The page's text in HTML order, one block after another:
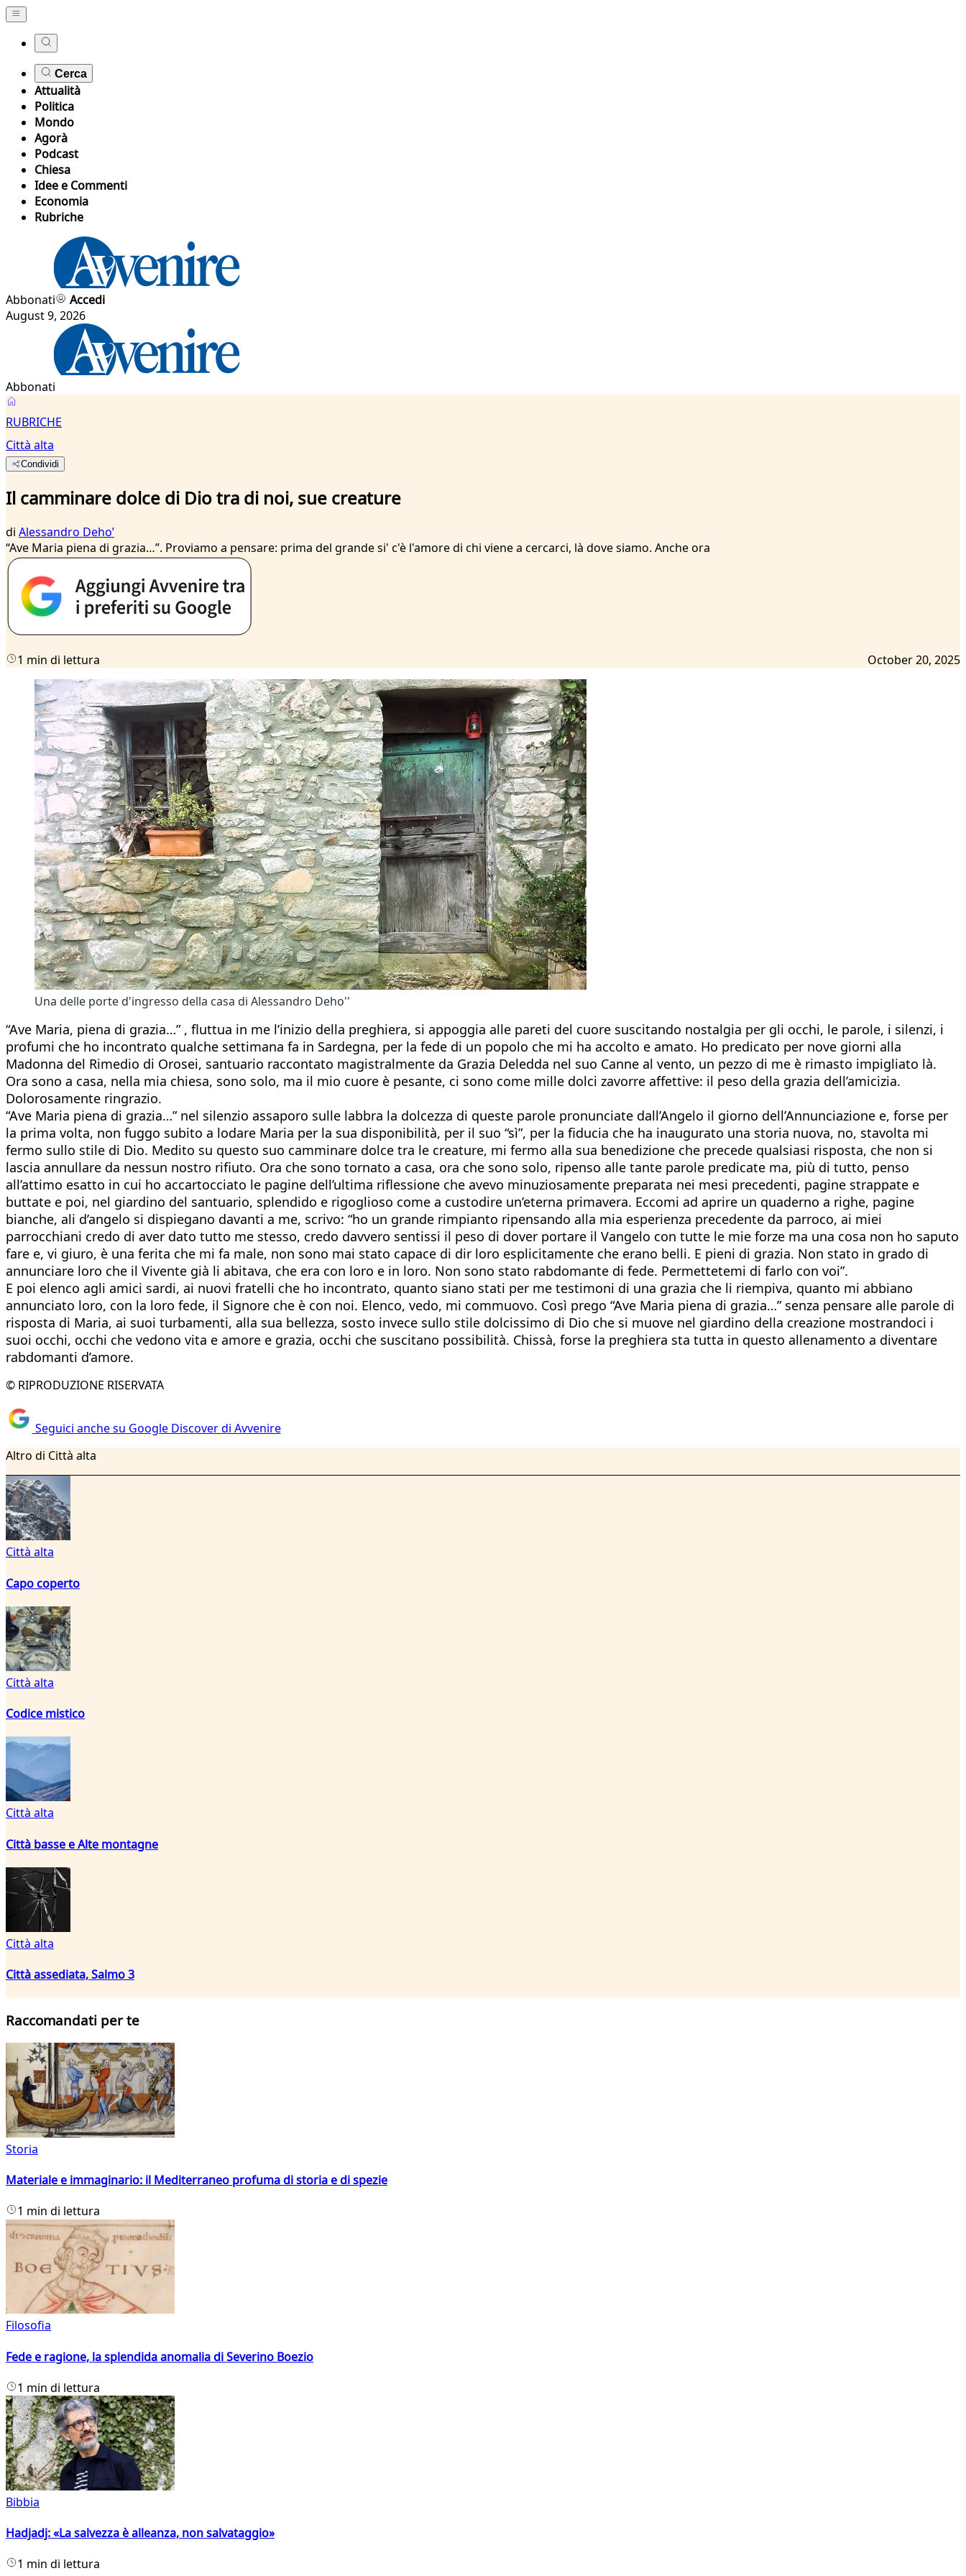
Cerca
Attualità
Politica
Mondo
Agorà
Podcast
Chiesa
Idee e Commenti
Economia
Rubriche
Abbonati
Accedi
August 9, 2026
Abbonati
RUBRICHE
Città alta
Condividi
Il camminare dolce di Dio tra di noi, sue creature
di Alessandro Dehoʼ
“Ave Maria piena di grazia…”. Proviamo a pensare: prima del grande si' c'è l'amore di chi viene a cercarci, là dove siamo. Anche ora
1 min di lettura October 20, 2025
Una delle porte d'ingresso della casa di Alessandro Deho''
“Ave Maria, piena di grazia…” , fluttua in me l’inizio della preghiera, si appoggia alle pareti del cuore suscitando nostalgia per gli occhi, le parole, i silenzi, i
profumi che ho incontrato qualche settimana fa in Sardegna, per la fede di un popolo che mi ha accolto e amato. Ho predicato per nove giorni alla
Madonna del Rimedio di Orosei, santuario raccontato magistralmente da Grazia Deledda nel suo Canne al vento, un pezzo di me è rimasto impigliato là.
Ora sono a casa, nella mia chiesa, sono solo, ma il mio cuore è pesante, ci sono come mille dolci zavorre affettive: il peso della grazia dell’amicizia.
Dolorosamente ringrazio.
“Ave Maria piena di grazia…” nel silenzio assaporo sulle labbra la dolcezza di queste parole pronunciate dall’Angelo il giorno dell’Annunciazione e, forse per
la prima volta, non fuggo subito a lodare Maria per la sua disponibilità, per il suo “sì”, per la fiducia che ha inaugurato una storia nuova, no, stavolta mi
fermo sullo stile di Dio. Medito su questo suo camminare dolce tra le creature, mi fermo alla sua benedizione che precede qualsiasi risposta, che non si
lascia annullare da nessun nostro rifiuto. Ora che sono tornato a casa, ora che sono solo, ripenso alle tante parole predicate ma, più di tutto, penso
all’attimo esatto in cui ho accartocciato le pagine dell’ultima riflessione che avevo minuziosamente preparata nei mesi precedenti, pagine strappate e
buttate e poi, nel giardino del santuario, splendido e rigoglioso come a custodire un’eterna primavera. Eccomi ad aprire un quaderno a righe, pagine
bianche, ali d’angelo si dispiegano davanti a me, scrivo: “ho un grande rimpianto ripensando alla mia esperienza precedente da parroco, ai miei
parrocchiani credo di aver dato tutto me stesso, credo davvero sentissi il peso di dover portare il Vangelo con tutte le mie forze ma una cosa non ho saputo
fare e, vi giuro, è una ferita che mi fa male, non sono mai stato capace di dir loro esplicitamente che erano belli. E pieni di grazia. Non stato in grado di
annunciare loro che il Vivente già li abitava, che era con loro e in loro. Non sono stato rabdomante di fede. Permettetemi di farlo con voi”.
E poi elenco agli amici sardi, ai nuovi fratelli che ho incontrato, quanto siano stati per me testimoni di una grazia che li riempiva, quanto mi abbiano
annunciato loro, con la loro fede, il Signore che è con noi. Elenco, vedo, mi commuovo. Così prego “Ave Maria piena di grazia…” senza pensare alle parole di
risposta di Maria, ai suoi turbamenti, alla sua bellezza, sosto invece sullo stile dolcissimo di Dio che si muove nel giardino della creazione mostrandoci i
suoi occhi, occhi che vedono vita e amore e grazia, occhi che suscitano possibilità. Chissà, forse la preghiera sta tutta in questo allenamento a diventare
rabdomanti d’amore.
© RIPRODUZIONE RISERVATA
Seguici anche su Google Discover di Avvenire
Altro di Città alta
Città alta
Capo coperto
Città alta
Codice mistico
Città alta
Città basse e Alte montagne
Città alta
Città assediata, Salmo 3
Raccomandati per te
Storia
Materiale e immaginario: il Mediterraneo profuma di storia e di spezie
1 min di lettura
Filosofia
Fede e ragione, la splendida anomalia di Severino Boezio
1 min di lettura
Bibbia
Hadjadj: «La salvezza è alleanza, non salvataggio»
1 min di lettura